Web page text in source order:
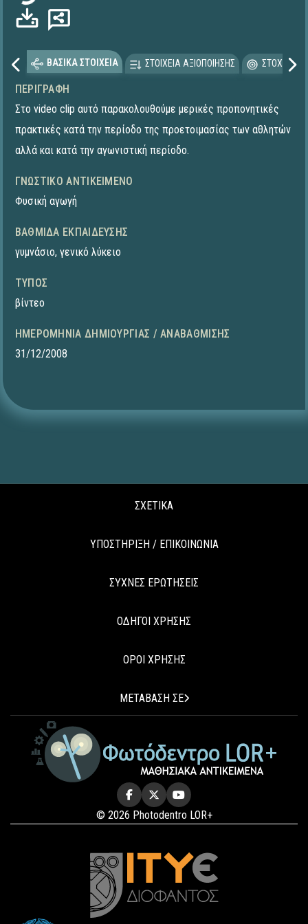
ΒΑΣΙΚΑ ΣΤΟΙΧΕΙΑ ΣΤΟΙΧΕΙΑ ΑΞΙΟΠΟΙΗΣΗΣ
ΠΕΡΙΓΡΑΦΉ
Στο video clip αυτό παρακολουθούμε μερικές προπονητικές
πρακτικές κατά την περίοδο της προετοιμασίας των αθλητών
αλλά και κατά την αγωνιστική περίοδο.
ΓΝΩΣΤΙΚΌ ΑΝΤΙΚΕΊΜΕΝΟ
Φυσική αγωγή
ΒΑΘΜΊΔΑ ΕΚΠΑΊΔΕΥΣΗΣ
γυμνάσιο, γενικό λύκειο
ΤΎΠΟΣ
βίντεο
ΗΜΕΡΟΜΗΝΊΑ ΔΗΜΙΟΥΡΓΊΑΣ / ΑΝΑΒΆΘΜΙΣΗΣ
31/12/2008
ΣΧΕΤΙΚΑ
ΥΠΟΣΤΗΡΙΞΗ / ΕΠΙΚΟΙΝΩΝΙΑ
ΣΥΧΝΕΣ ΕΡΩΤΗΣΕΙΣ
ΟΔΗΓΟΙ ΧΡΗΣΗΣ
ΟΡΟΙ ΧΡΗΣΗΣ
ΜΕΤΑΒΑΣΗ ΣΕ
© 2026 Photodentro LOR+